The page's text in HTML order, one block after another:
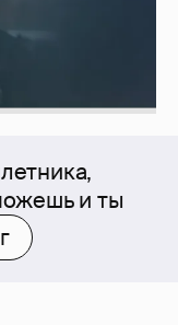
и ты